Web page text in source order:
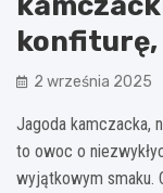
konfiturę,
2 września 2025
Jagoda kamczacka,
to owoc o
wyjątkowym smaku.